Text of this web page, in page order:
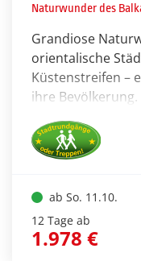
Naturwunder des
Grandiose
orientalische
Küstenstreifen –
ihre
Kontraste mit
Gebirgen,
und Morgenland
begeistern von
Eindrücke und
ab So. 11.10.
12 Tage ab
1.978 €